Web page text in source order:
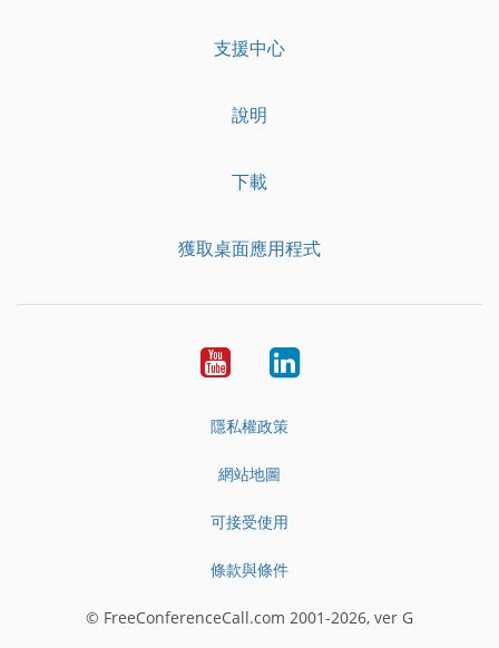
支援中心
說明
下載
獲取桌面應用程式
YouTubeLinkedIn
隱私權政策
網站地圖
可接受使用
條款與條件
© FreeConferenceCall.com 2001-2026, ver G